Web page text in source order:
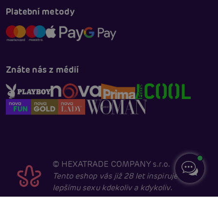
Platební metody
Znáte nás z médií
© HEXATRADE COMPANY s.r.o.
Tento eshop vás již 28 let inspiruje k
lepšímu sexu kdekoliv a kdykoliv.